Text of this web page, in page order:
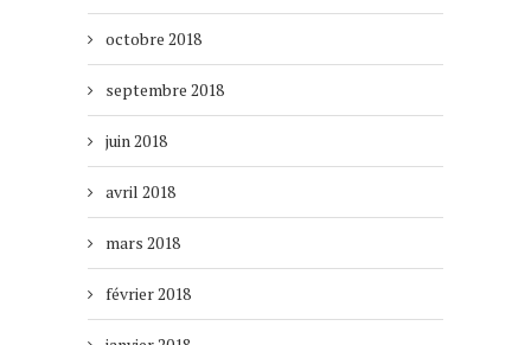
octobre 2018
septembre 2018
juin 2018
avril 2018
mars 2018
février 2018